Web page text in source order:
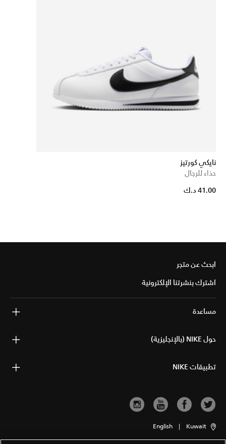
نايكي كورتيز
حذاء للرجال
41.00 د.ك
ابحث عن متجر
اشترك بنشرتنا الإلكترونية
مساعدة
حول NIKE (بالإنجليزية)
تطبيقات NIKE
Kuwait
|
English